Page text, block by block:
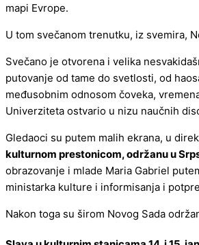
mapi Evrope.
U tom svečanom trenutku, iz svemira,
Svečano je otvorena i velika
putovanje od tame do svetlosti, od
međusobnim odnosom čoveka,
Univerziteta ostvario u nizu naučnih
Gledaoci su putem malih ekrana, u
kulturnom prestonicom, održanu u
obrazovanje i mlade Maria Gabriel
ministarka kulture i informisanja i
Nakon toga su širom Novog Sada